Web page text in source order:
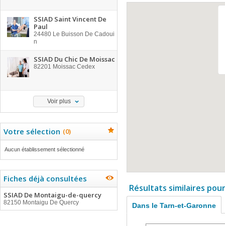
SSIAD Saint Vincent De
Paul
24480 Le Buisson De Cadoui
n
SSIAD Du Chic De Moissac
82201 Moissac Cedex
Voir plus
Votre sélection (0)
Aucun établissement sélectionné
Fiches déjà consultées
SSIAD De Montaigu-de-quercy
82150 Montaigu De Quercy
Résultats similaires
Dans le Tarn-et-Garonne